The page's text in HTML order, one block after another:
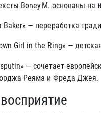
Boney M. основаны на
Baker» — переработка
Girl in the Ring» —
— сочетает
Реяма и Фреда Джея.